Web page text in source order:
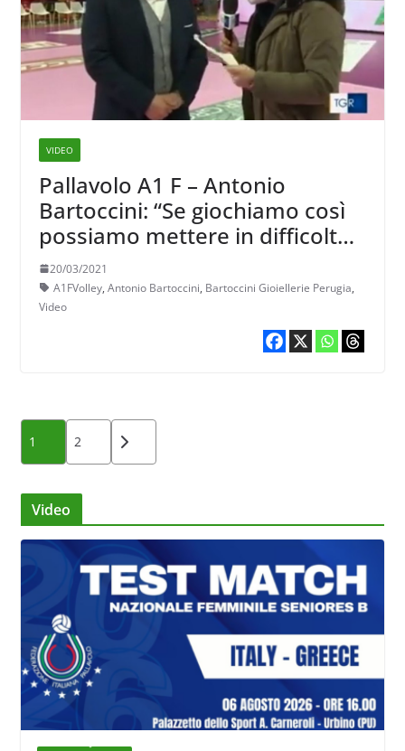
VIDEO
Pallavolo A1 F – Antonio
Bartoccini: “Se giochiamo così
possiamo mettere in difficoltà
qualsiasi squadra”
20/03/2021
A1FVolley, Antonio Bartoccini, Bartoccini Gioiellerie Perugia,
Video
Paginazione
degli
articoli
1 2
Video